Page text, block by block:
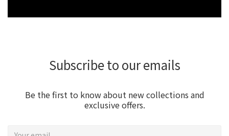
Subscribe to our emails
Be the first to know about new collections and
exclusive offers.